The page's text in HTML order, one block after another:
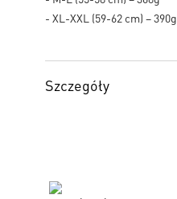
- XL-XXL (59-62 cm) – 390g
Szczegóły